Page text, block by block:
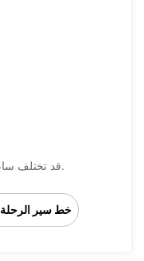
قد تختلف ساعات العمل هذه بسبب العطلات الرسمية.
خط سير الرحلة